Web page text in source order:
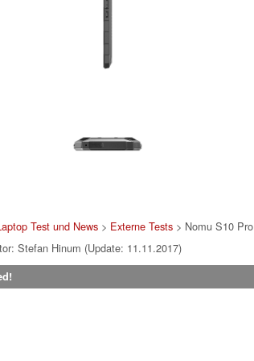
Test und News> Externe Tests> Nomu S10 Pro
Stefan Hinum (Update: 11.11.2017)